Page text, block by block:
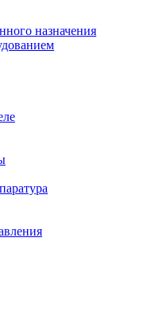
назначения